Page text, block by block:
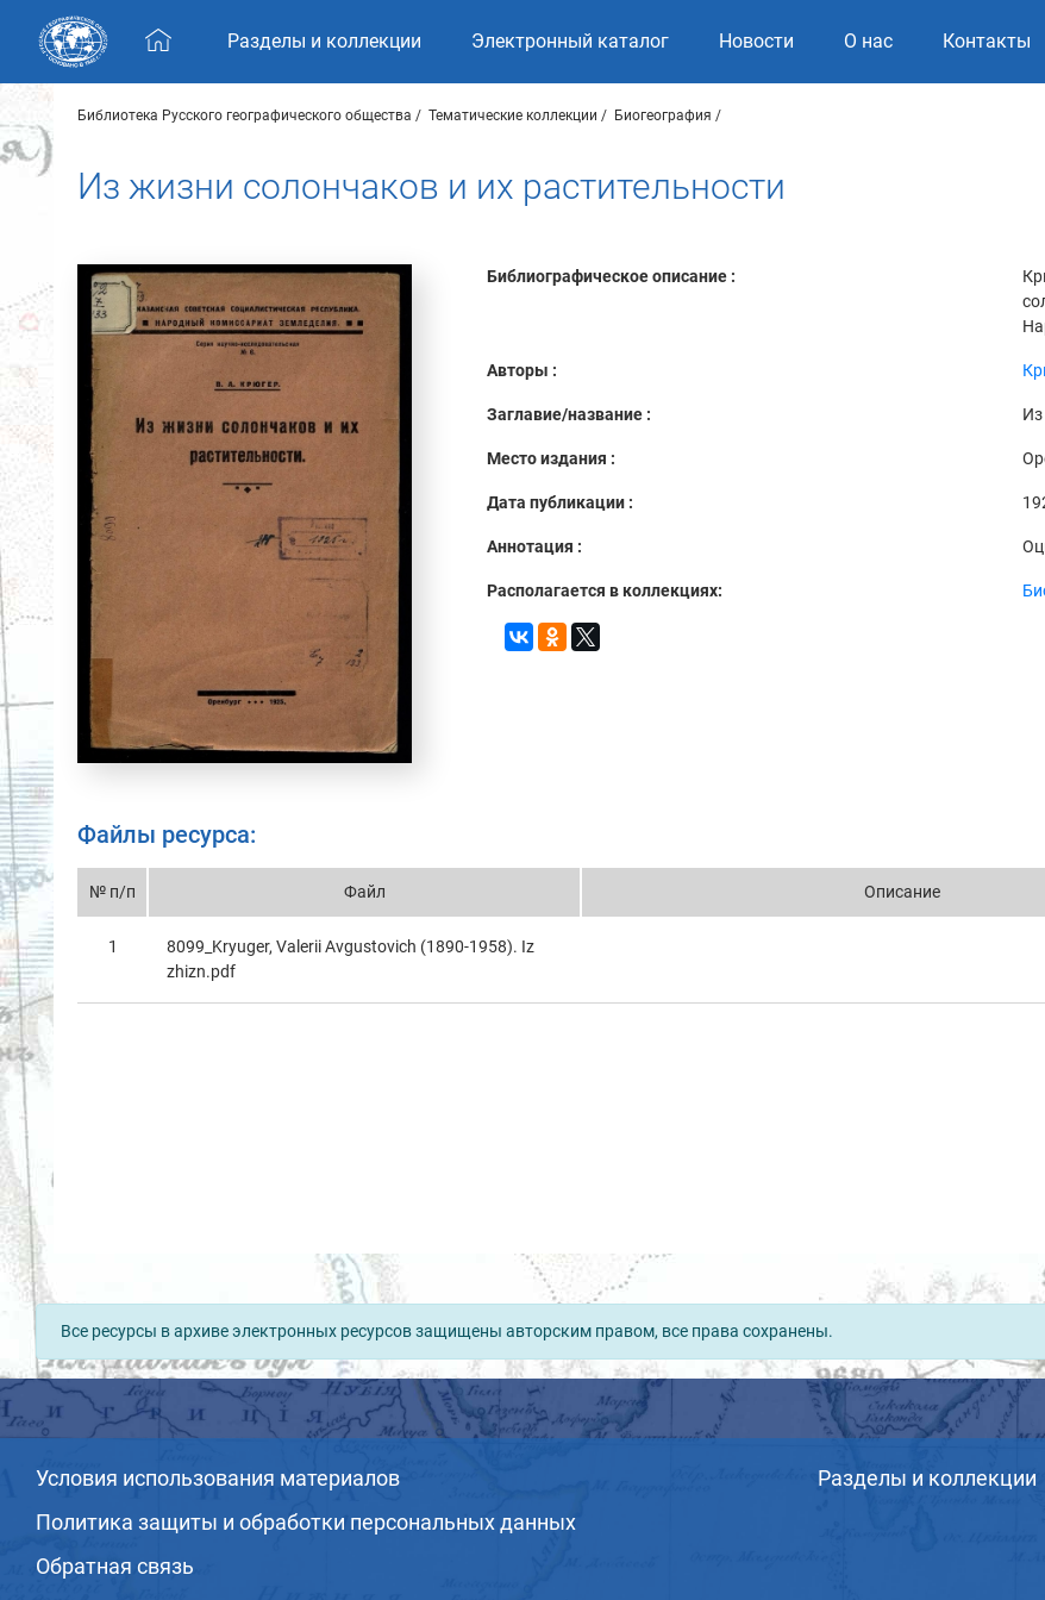
Skip navigation
Разделы и коллекции Электронный каталог Новости О нас Контакты
Библиотека Русского географического общества Тематические коллекции Биогеография
Из жизни солончаков и их растительности
Библиографическое описание :
Авторы :
Заглавие/название : Из
Место издания :
Дата публикации :
Аннотация :
Располагается в коллекциях:
Файлы ресурса:
№ п/п Файл Описание
1
8099_Kryuger, Valerii Avgustovich (1890-1958). Iz
zhizn.pdf
Все ресурсы в архиве электронных ресурсов защищены авторским правом, все права сохранены.
Условия использования материалов
Политика защиты и обработки персональных данных
Обратная связь
Разделы и коллекции